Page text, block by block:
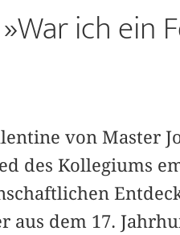
»War ich ein
von Master
des Kollegiums
aus dem 17.